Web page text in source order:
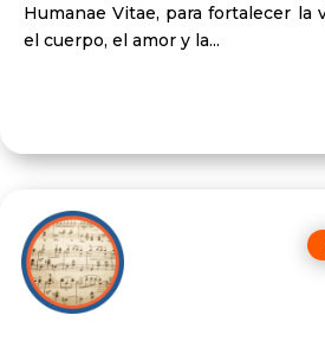
Humanae Vitae, para fortalecer la
el cuerpo, el amor y la...